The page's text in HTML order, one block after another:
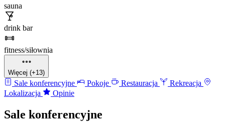
sauna
drink bar
fitness/siłownia
Więcej (+13)
Sale konferencyjne Pokoje Restauracja
Rekreacja
Lokalizacja
Opinie
Sale konferencyjne